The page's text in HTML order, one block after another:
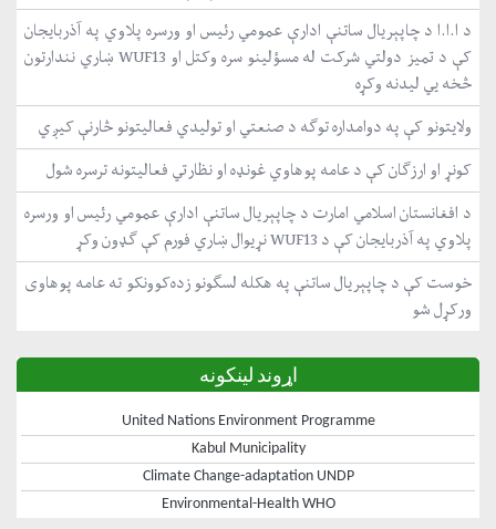
د ا.ا.ا د چاپېریال ساتنې ادارې عمومي رئیس او ورسره پلاوي په آذربایجان
کې د تمیز دولتي شرکت له مسؤلینو سره وکتل او WUF13 ښاري نندارتون
څخه یي لیدنه وکړه
ولایتونو کې په دوامداره توګه د صنعتي او تولیدي فعالیتونو څارنې کیږي
کونړ او ارزګان کې د عامه پوهاوي غونډه او نظارتي فعالیتونه ترسره شول
د افغانستان اسلامي امارت د چاپېریال ساتنې ادارې عمومي رئیس او ورسره
پلاوي په آذربایجان کې د WUF13 نړیوال ښاري فورم کې ګډون وکړ
خوست کې د چاپېریال ساتنې په هکله لسګونو زده‌کوونکو ته عامه پوهاوی
ورکړل شو
اړوند لینکونه
United Nations Environment Programme
Kabul Municipality
Climate Change-adaptation UNDP
Environmental-Health WHO